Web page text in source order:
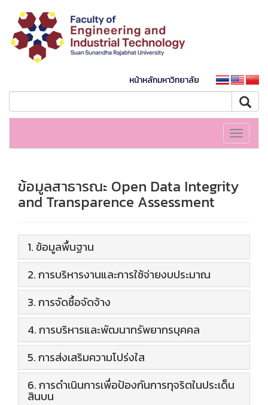
หน้าหลักมหาวิทยาลัย
Toggle
ข้อมูลสาธารณะ Open Data Integrity
and Transparence Assessment
1. ข้อมูลพื้นฐาน
2. การบริหารงานและการใช้จ่ายงบประมาณ
3. การจัดซื้อจัดจ้าง
4. การบริหารและพัฒนาทรัพยากรบุคคล
5. การส่งเสริมความโปร่งใส
6. การดำเนินการเพื่อป้องกันการทุจริตในประเด็น
สินบน